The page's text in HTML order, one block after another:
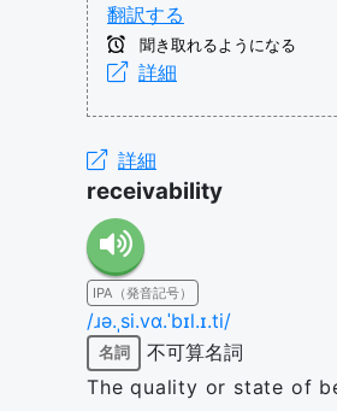
翻訳する
聞き取れるようになる
詳細
詳細
receivability
IPA（発音記号）
/ɹə.ˌsi.vɑ.ˈbɪl.ɪ.ti/
名詞
不可算名詞
The quality or state of